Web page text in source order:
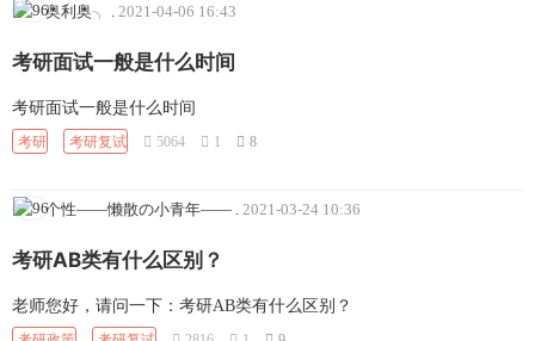
奥利奥╮ 2021-04-06 16:43
考研面试一般是什么时间
考研面试一般是什么时间
考研 考研复试 5064 1 8
个性——懒散の小青年—— 2021-03-24 10:36
考研AB类有什么区别？
老师您好，请问一下：考研AB类有什么区别？